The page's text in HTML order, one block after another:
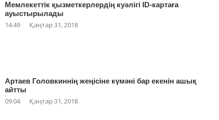
Мемлекеттік қызметкерлердің куәлігі ID-картаға
ауыстырылады
14:49 Қаңтар 31, 2018
Артаев Головкиннің жеңісіне күмәні бар екенін ашық
айтты
09:04 Қаңтар 31, 2018